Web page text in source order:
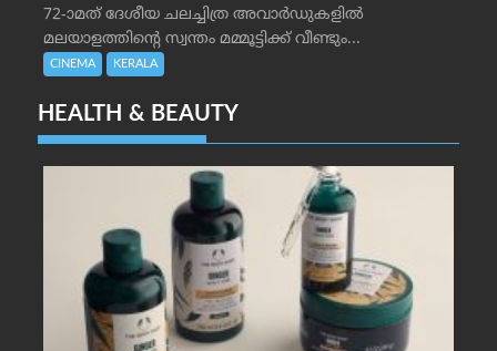
72-ാമത് ദേശീയ ചലച്ചിത്ര അവാര്‍ഡുകളില്‍
മലയാളത്തിന്റെ സ്വന്തം മമ്മൂട്ടിക്ക് വീണ്ടും...
CINEMA KERALA
HEALTH & BEAUTY